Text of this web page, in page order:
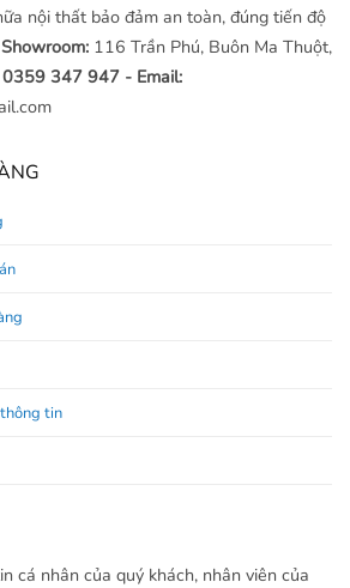
nội thất bảo đảm an toàn, đúng tiến độ
116 Trần Phú, Buôn Ma Thuột,
0359 347 947 - Email:
tin
cá nhân của quý khách, nhân viên của